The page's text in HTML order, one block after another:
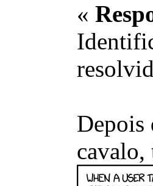
«
Depois
cavalo,